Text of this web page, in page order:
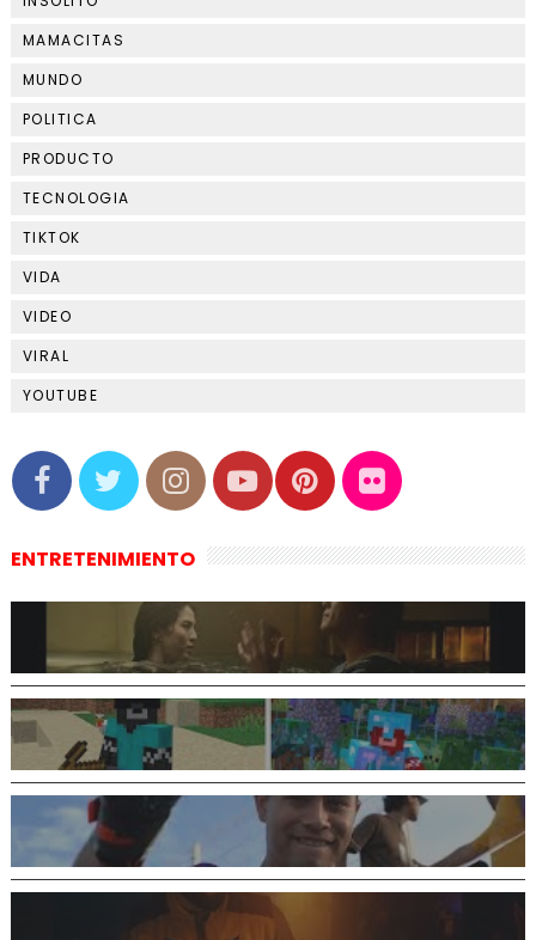
MAMACITAS
MUNDO
POLITICA
PRODUCTO
TECNOLOGIA
TIKTOK
VIDA
VIDEO
VIRAL
YOUTUBE
ENTRETENIMIENTO